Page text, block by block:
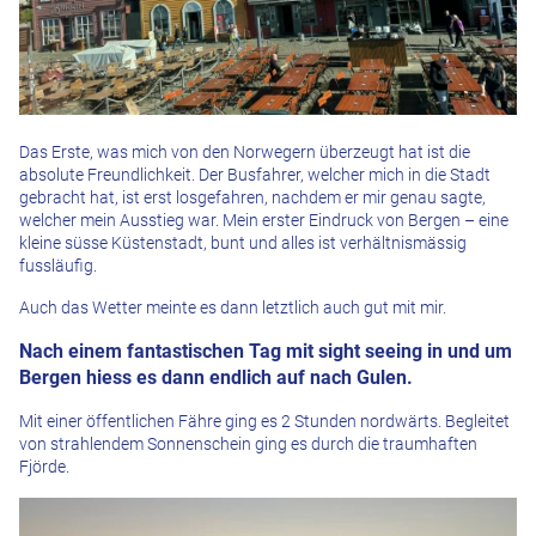
Das Erste, was mich von den Norwegern überzeugt hat ist die
absolute Freundlichkeit. Der Busfahrer, welcher mich in die Stadt
gebracht hat, ist erst losgefahren, nachdem er mir genau sagte,
welcher mein Ausstieg war. Mein erster Eindruck von Bergen – eine
kleine süsse Küstenstadt, bunt und alles ist verhältnismässig
fussläufig.
Auch das Wetter meinte es dann letztlich auch gut mit mir.
Nach einem fantastischen Tag mit sight seeing in und um
Bergen hiess es dann endlich auf nach Gulen.
Mit einer öffentlichen Fähre ging es 2 Stunden nordwärts. Begleitet
von strahlendem Sonnenschein ging es durch die traumhaften
Fjörde.